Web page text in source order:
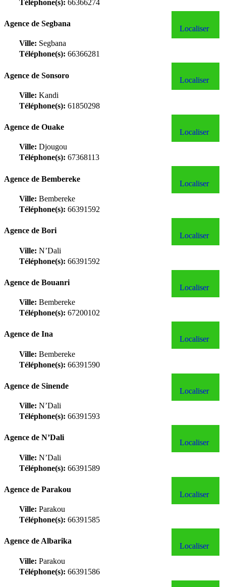
Téléphone(s): 66366274
Agence de Segbana
Ville: Segbana
Téléphone(s): 66366281
Localiser
Agence de Sonsoro
Ville: Kandi
Téléphone(s): 61850298
Localiser
Agence de Ouake
Ville: Djougou
Téléphone(s): 67368113
Localiser
Agence de Bembereke
Ville: Bembereke
Téléphone(s): 66391592
Localiser
Agence de Bori
Ville: N’Dali
Téléphone(s): 66391592
Localiser
Agence de Bouanri
Ville: Bembereke
Téléphone(s): 67200102
Localiser
Agence de Ina
Ville: Bembereke
Téléphone(s): 66391590
Localiser
Agence de Sinende
Ville: N’Dali
Téléphone(s): 66391593
Localiser
Agence de N’Dali
Ville: N’Dali
Téléphone(s): 66391589
Localiser
Agence de Parakou
Ville: Parakou
Téléphone(s): 66391585
Localiser
Agence de Albarika
Ville: Parakou
Téléphone(s): 66391586
Localiser